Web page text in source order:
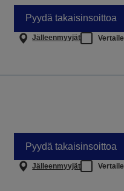
Pyydä takaisinsoittoa
Jälleenmyyjät Vertaile
Pyydä takaisinsoittoa
Jälleenmyyjät Vertaile